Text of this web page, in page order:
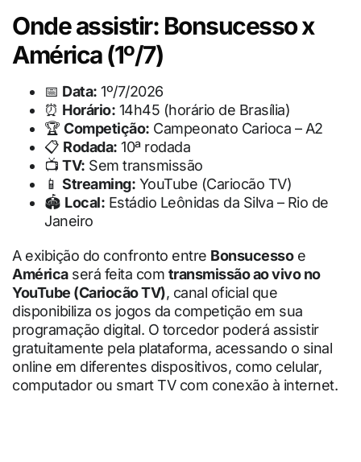
Onde assistir: Bonsucesso x
América (1º/7)
📅 Data: 1º/7/2026
⏰ Horário: 14h45 (horário de Brasília)
🏆 Competição: Campeonato Carioca – A2
📋 Rodada: 10ª rodada
📺 TV: Sem transmissão
📱 Streaming: YouTube (Cariocão TV)
🏟 Local: Estádio Leônidas da Silva – Rio de
Janeiro
A exibição do confronto entre Bonsucessoe
Américaserá feita com transmissão ao vivo no
YouTube (Cariocão TV), canal oficial que
disponibiliza os jogos da competição em sua
programação digital. O torcedor poderá assistir
gratuitamente pela plataforma, acessando o sinal
online em diferentes dispositivos, como celular,
computador ou smart TV com conexão à internet.